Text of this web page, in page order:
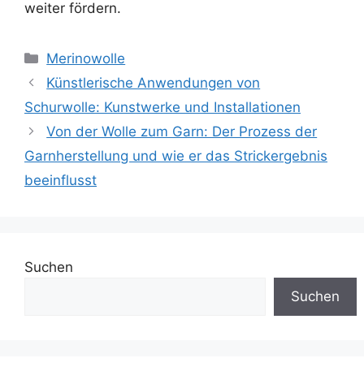
weiter fördern.
Kategorien
Merinowolle
Künstlerische Anwendungen von
Schurwolle: Kunstwerke und Installationen
Von der Wolle zum Garn: Der Prozess der
Garnherstellung und wie er das Strickergebnis
beeinflusst
Suchen
Suchen